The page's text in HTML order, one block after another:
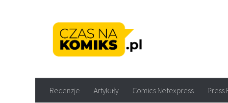
Recenzje Artykuły Comics Netexpress Press